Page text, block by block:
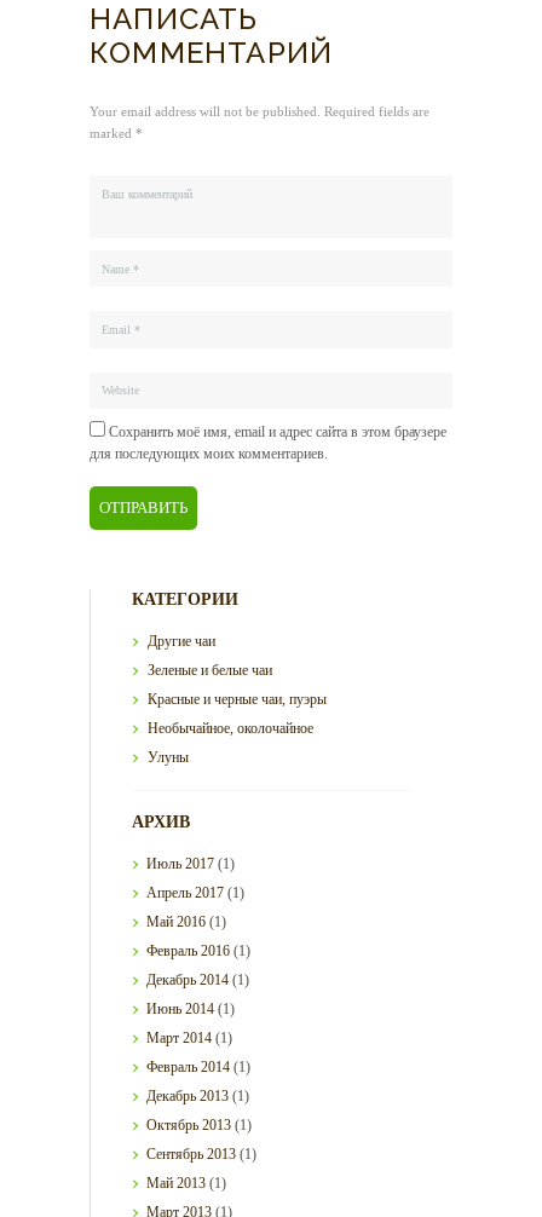
НАПИСАТЬ
КОММЕНТАРИЙ
Your email address will not be published. Required fields are
marked *
Сохранить моё имя, email и адрес сайта в этом браузере
для последующих моих комментариев.
КАТЕГОРИИ
Другие чаи
Зеленые и белые чаи
Красные и черные чаи, пуэры
Необычайное, околочайное
Улуны
АРХИВ
Июль2017 (1)
Апрель2017 (1)
Май2016 (1)
Февраль2016 (1)
Декабрь2014 (1)
Июнь2014 (1)
Март2014 (1)
Февраль2014 (1)
Декабрь2013 (1)
Октябрь2013 (1)
Сентябрь2013 (1)
Май2013 (1)
Март2013 (1)